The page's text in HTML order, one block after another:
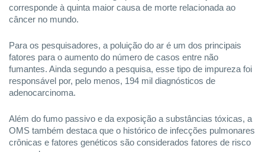
corresponde à quinta maior causa de morte relacionada ao
câncer no mundo.
Para os pesquisadores, a poluição do ar é um dos principais
fatores para o aumento do número de casos entre não
fumantes. Ainda segundo a pesquisa, esse tipo de impureza foi
responsável por, pelo menos, 194 mil diagnósticos de
adenocarcinoma.
Além do fumo passivo e da exposição a substâncias tóxicas, a
OMS também destaca que o histórico de infecções pulmonares
crônicas e fatores genéticos são considerados fatores de risco